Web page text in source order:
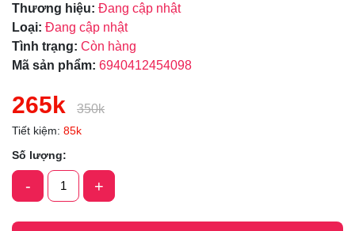
Thương hiệu: Đang cập nhật
Loại: Đang cập nhật
Tình trạng: Còn hàng
Mã sản phẩm: 6940412454098
265k 350k
Tiết kiệm: 85k
Số lượng:
- +